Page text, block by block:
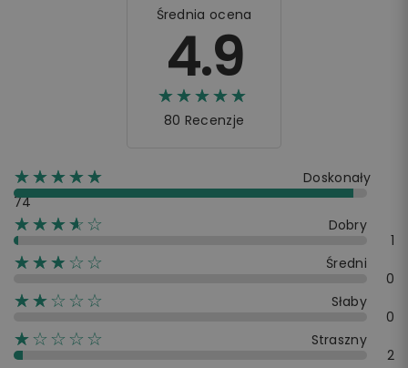
Średnia ocena
4.9
☆☆☆☆☆
★★★★★
80 Recenzje
☆☆☆☆☆
★★★★★
Doskonały
74
☆☆☆☆☆
★★★★
Dobry
1
☆☆☆☆☆
★★★
Średni
0
☆☆☆☆☆
★★
Słaby
0
☆☆☆☆☆
★
Straszny
2